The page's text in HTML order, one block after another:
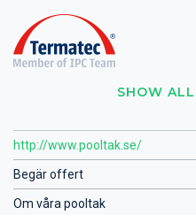
SHOW
http://www.pooltak.se/
Begär offert
Om våra pooltak